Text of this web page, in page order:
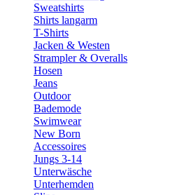
Sweatshirts
Shirts langarm
T-Shirts
Jacken & Westen
Strampler & Overalls
Hosen
Jeans
Outdoor
Bademode
Swimwear
New Born
Accessoires
Jungs 3-14
Unterwäsche
Unterhemden